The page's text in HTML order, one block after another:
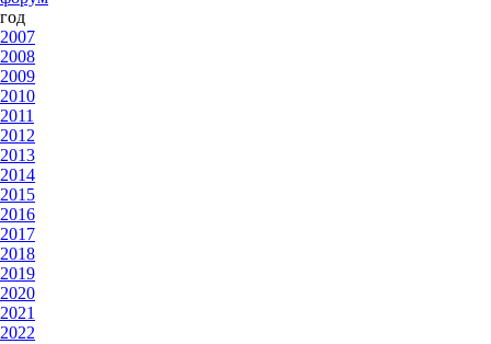
год
2007
2008
2009
2010
2011
2012
2013
2014
2015
2016
2017
2018
2019
2020
2021
2022